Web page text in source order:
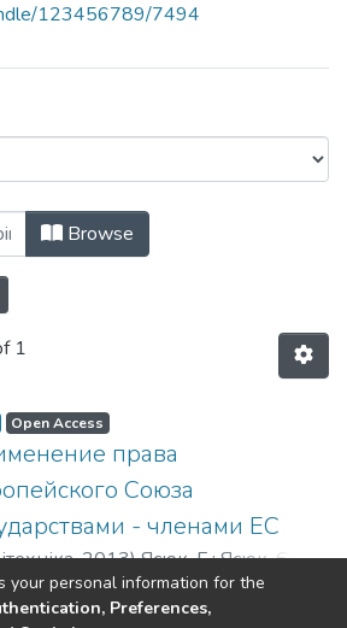
123456789/7494
НТУУ «КПІ».
Browse
1
Open Access
права
Союза
- членами ЕС
,2013)Ясюк, Е.;Ясюк, Є.;
E.more
your personal information for the
Preferences,